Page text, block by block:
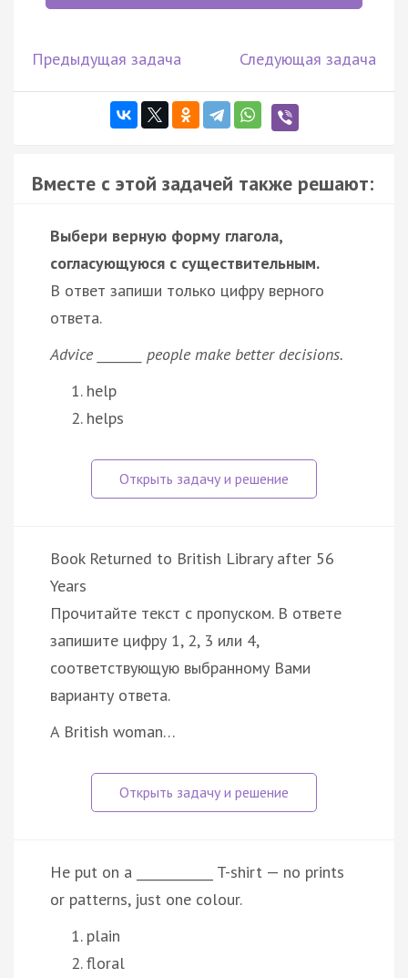
Предыдущая задача Следующая задача
Вместе с этой задачей также решают:
Выбери верную форму глагола,
согласующуюся с существительным.
В ответ запиши только цифру верного
ответа.
Advice _______ people make better decisions.
help
helps
Book Returned to British Library after 56
Years
Прочитайте текст с пропуском. В ответе
запишите цифру 1, 2, 3 или 4,
соответствующую выбранному Вами
варианту ответа.
A British woman…
He put on a ____________ T-shirt — no prints
or patterns, just one colour.
plain
floral